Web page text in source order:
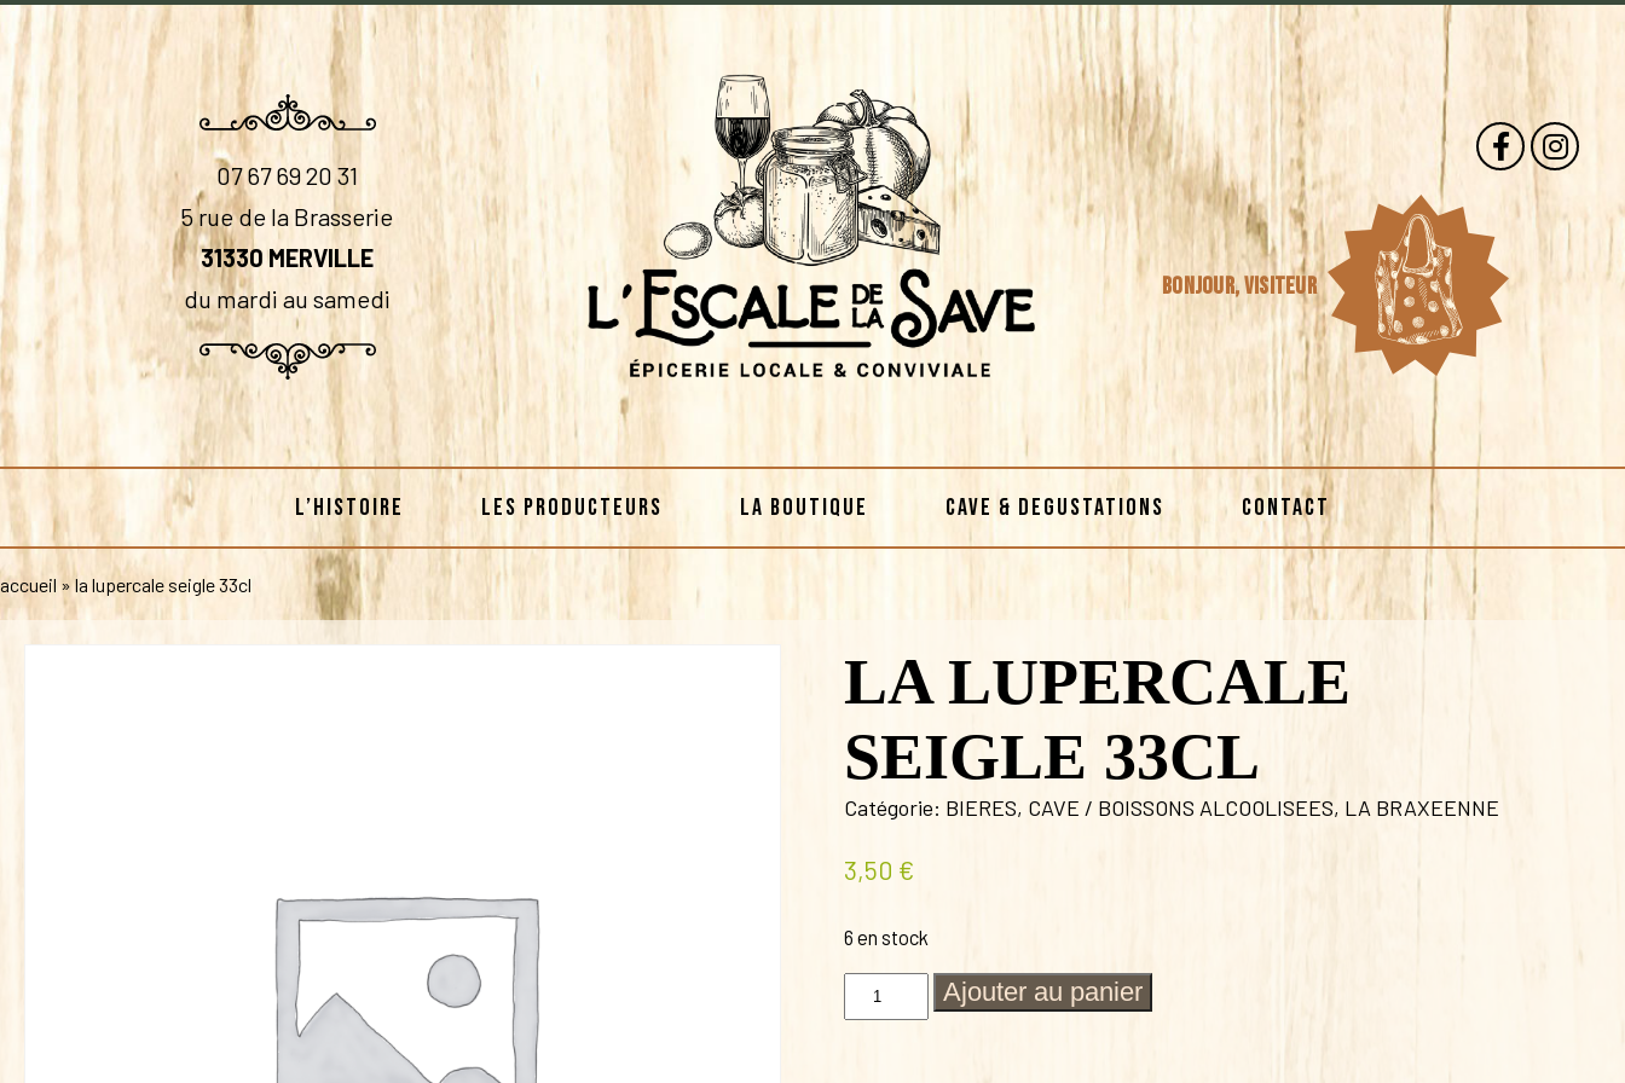
07 67 69 20 31
5 rue de la Brasserie
31330 MERVILLE
du mardi au samedi
Bonjour,visiteur
L’HISTOIRE LES PRODUCTEURS LA BOUTIQUE CAVE & DEGUSTATIONS CONTACT
accueil »la lupercale seigle 33cl
LA LUPERCALE
SEIGLE 33CL
Catégorie: BIERES, CAVE / BOISSONS ALCOOLISEES, LA BRAXEENNE
3,50 €
6 en stock
quantité
Ajouter au panier